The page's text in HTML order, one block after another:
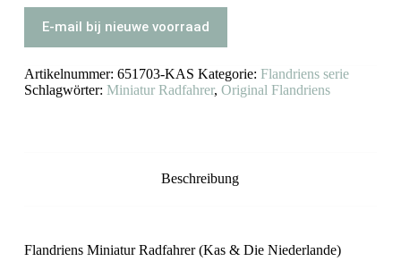
E-mail bij nieuwe voorraad
Artikelnummer: 651703-KAS Kategorie: Flandriens serie
Schlagwörter: Miniatur Radfahrer, Original Flandriens
Beschreibung
Flandriens Miniatur Radfahrer (Kas & Die Niederlande)